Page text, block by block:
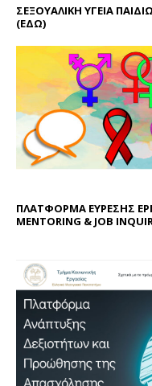
ΣΕΞΟΥΑΛΙΚΗ ΥΓΕΙΑ
(ΕΔΩ)
ΠΛΑΤΦΟΡΜΑ ΕΥΡΕΣΗΣ
MENTORING & JOB